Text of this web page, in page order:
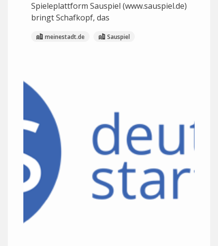
Spieleplattform Sauspiel (www.sauspiel.de)
bringt Schafkopf, das
meinestadt.de Sauspiel